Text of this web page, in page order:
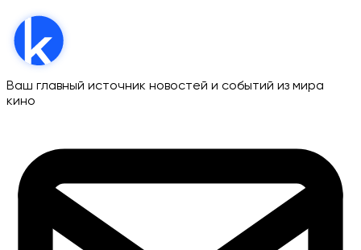
Ваш главный источник новостей и событий из мира
кино